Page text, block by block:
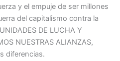
y el empuje de ser millones
del capitalismo contra la
DE LUCHA Y
NUESTRAS ALIANZAS,
diferencias.